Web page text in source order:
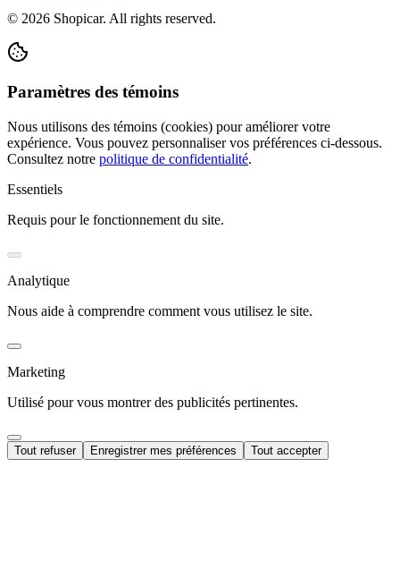
© 2026 Shopicar. All rights reserved.
Paramètres des témoins
Nous utilisons des témoins (cookies) pour améliorer votre
expérience. Vous pouvez personnaliser vos préférences ci-dessous.
Consultez notre politique de confidentialité.
Essentiels
Requis pour le fonctionnement du site.
Analytique
Nous aide à comprendre comment vous utilisez le site.
Marketing
Utilisé pour vous montrer des publicités pertinentes.
Tout refuser Enregistrer mes préférences Tout accepter